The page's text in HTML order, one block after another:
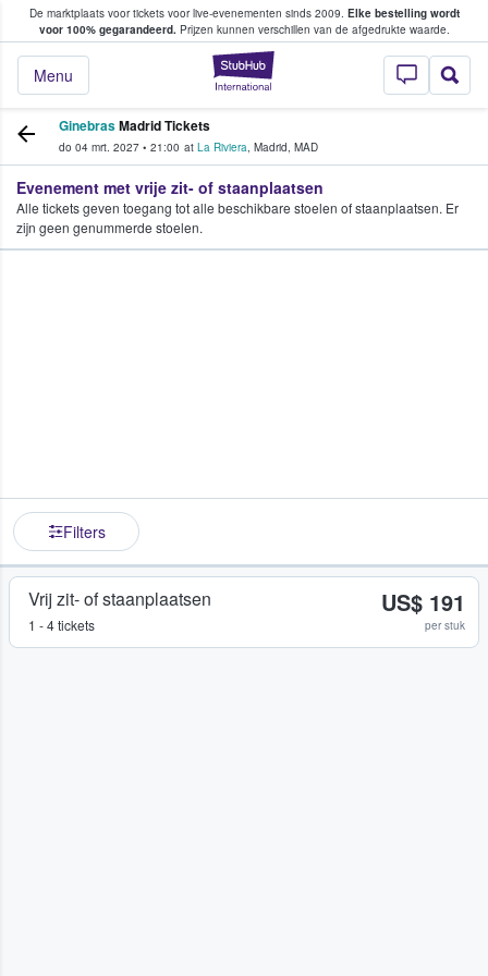
De marktplaats voor tickets voor live-evenementen sinds 2009. Elke bestelling wordt
voor 100% gegarandeerd.Prijzen kunnen verschillen van de afgedrukte waarde.
StubHub: waar
Menu
tickets kopen en verkopen
GinebrasMadrid Tickets
do 04 mrt. 2027 • 21:00 at La Riviera, Madrid, MAD
Evenement met vrije zit- of staanplaatsen
Alle tickets geven toegang tot alle beschikbare stoelen of staanplaatsen. Er
zijn geen genummerde stoelen.
Filters
Vrij zit- of staanplaatsen
1 - 4 tickets
US$ 191
per stuk